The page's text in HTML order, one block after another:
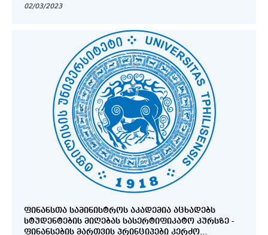
02/03/2023
ᲤᲘᲜᲐᲜᲡᲗᲐ ᲡᲐᲛᲘᲜᲘᲡᲢᲠᲝᲡ ᲐᲙᲐᲓᲔᲛᲘᲐ ᲐᲪᲮᲐᲓᲔᲑᲡ
ᲡᲢᲣᲓᲔᲜᲢᲔᲑᲘᲡ ᲛᲘᲦᲔᲑᲐᲡ ᲡᲐᲡᲔᲠᲢᲘᲤᲘᲙᲐᲢᲝ ᲙᲣᲠᲡᲖᲔ -
ᲤᲘᲜᲐᲜᲡᲔᲑᲘᲡ ᲛᲐᲠᲗᲕᲘᲡ ᲞᲠᲘᲜᲪᲘᲞᲔᲑᲘ ᲙᲔᲠᲫᲝ